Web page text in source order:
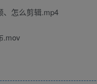
、怎么剪辑.mp4
.mov